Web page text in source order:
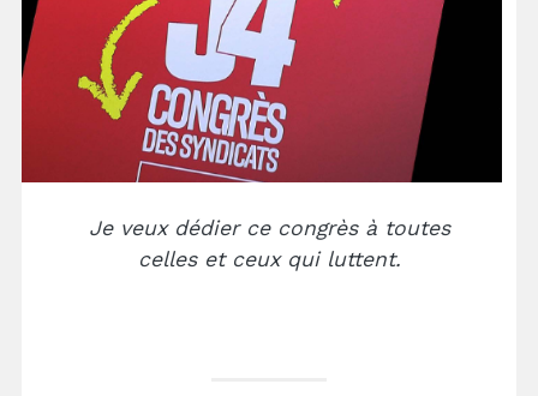
Je veux dédier ce congrès à toutes
celles et ceux qui luttent.